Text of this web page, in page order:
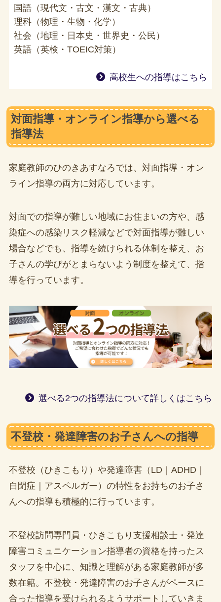
国語（現代文・古文・漢文・古典）
理科（物理・生物・化学）
社会（地理・日本史・世界史・公民）
英語（英検・TOEIC対策）
高校生への指導はこちら
対面指導・オンライン指導から選べる
指導法
家庭教師のひのきあすなろでは、対面指導・オン
ライン指導の両方に対応しています。
対面での指導が難しい地域にお住まいの方や、感
染症への感染リスク軽減などで対面指導が難しい
場合などでも、指導を続けられる体制を整え、お
子さんの学びがとまらないよう制度を整えて、指
導を行っています。
選べる2つの指導法について詳しくはこちら
不登校・発達障害のお子さんへの指導
不登校（ひきこもり）や発達障害（LD｜ADHD｜
自閉症｜アスペルガー）の特性をお持ちのお子さ
んへの指導も積極的に行っています。
不登校訪問専門員・ひきこもり支援相談士・発達
障害コミュニケーション指導者の資格を持ったス
タッフを中心に、知識と理解がある家庭教師が多
数在籍。不登校・発達障害のお子さんがペースに
合った指導を受けられるようサポートしていきま